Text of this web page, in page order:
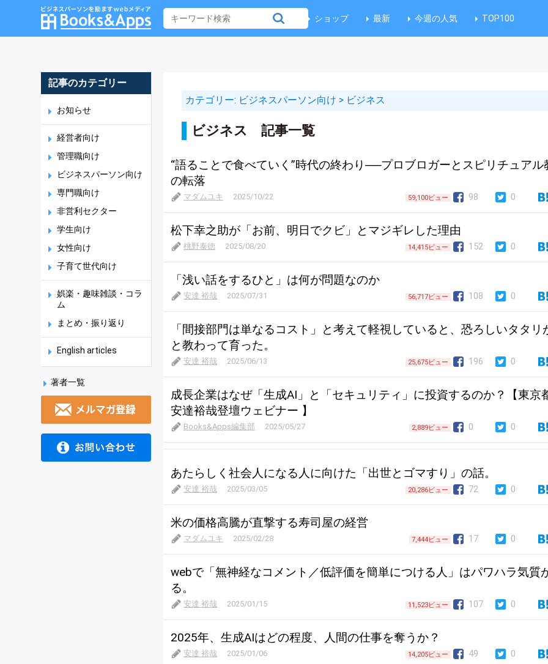
ショップ 最新 今週の人気 TOP100
記事のカテゴリー
お知らせ
経営者向け
管理職向け
ビジネスパーソン向け
専門職向け
非営利セクター
学生向け
女性向け
子育て世代向け
娯楽・趣味雑談・コラ
ム
まとめ・振り返り
English articles
著者一覧
カテゴリー: ビジネスパーソン向け > ビジネス
ビジネス 記事一覧
“語ることで食べていく”時代の終わり──プロブロガーとスピリチュアル
の転落
マダムユキ 2025/10/22 59,100ビュー 98 0
松下幸之助が「お前、明日でクビ」とマジギレした理由
桃野泰徳 2025/08/20 14,415ビュー 152 0
「浅い話をするひと」は何が問題なのか
安達 裕哉 2025/07/31 56,717ビュー 108 0
「間接部門は単なるコスト」と考えて軽視していると、恐ろしいタタリ
と教わって育った。
安達 裕哉 2025/06/13 25,675ビュー 196 0
成長企業はなぜ「生成AI」と「セキュリティ」に投資するのか？【東京
安達裕哉登壇ウェビナー 】
Books&Apps編集部 2025/05/27 2,889ビュー 0 0
あたらしく社会人になる人に向けた「出世とゴマすり」の話。
安達 裕哉 2025/03/05 20,286ビュー 72 0
米の価格高騰が直撃する寿司屋の経営
マダムユキ 2025/02/28 7,444ビュー 17 0
webで「無神経なコメント／低評価を簡単につける人」はパワハラ気質
る。
安達 裕哉 2025/01/15 11,523ビュー 107 0
2025年、生成AIはどの程度、人間の仕事を奪うか？
安達 裕哉 2025/01/06 14,205ビュー 49 0